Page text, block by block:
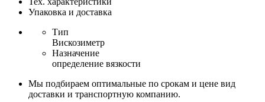
Упаковка и доставка
Тип
Вискозиметр
Назначение
определение вязкости
Мы подбираем оптимальные по срокам и цене вид
доставки и транспортную компанию.